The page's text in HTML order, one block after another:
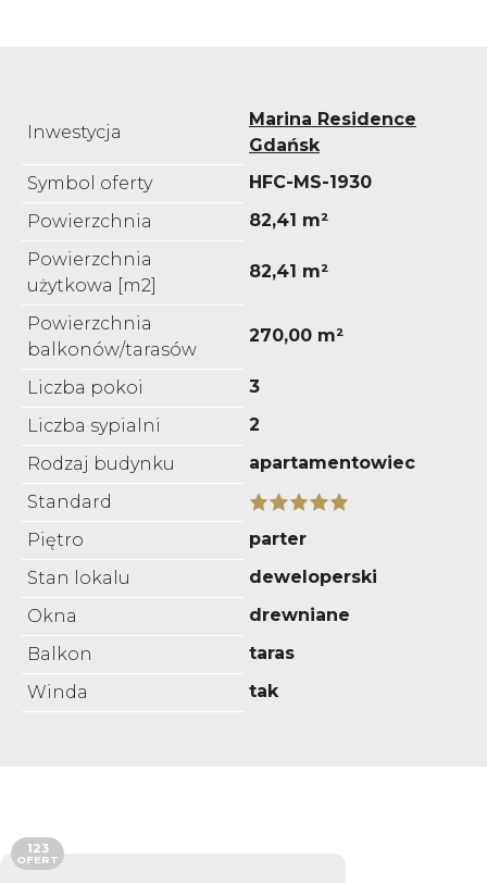
Inwestycja
Marina Residence
Gdańsk
Symbol oferty
HFC-MS-1930
Powierzchnia
82,41 m²
Powierzchnia
użytkowa [m2]
82,41 m²
Powierzchnia
balkonów/tarasów
270,00 m²
Liczba pokoi
3
Liczba sypialni
2
Rodzaj budynku
apartamentowiec
Standard
Piętro
parter
Stan lokalu
deweloperski
Okna
drewniane
Balkon
taras
Winda
tak
123
OFERT